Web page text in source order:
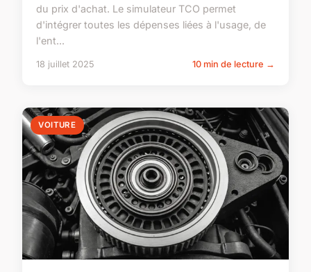
du prix d'achat. Le simulateur TCO permet
d'intégrer toutes les dépenses liées à l'usage, de
l'ent...
18 juillet 2025 10 min de lecture →
VOITURE